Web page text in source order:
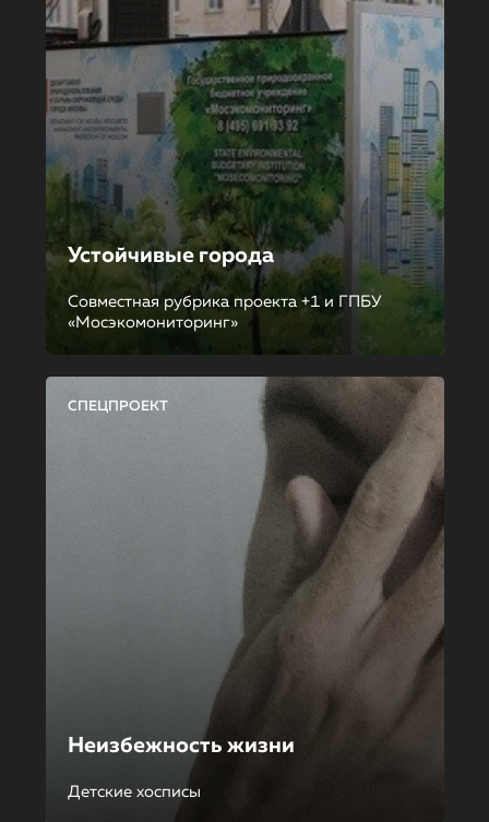
Устойчивые города
Совместная рубрика проекта +1 и ГПБУ
«Мосэкомониторинг»
СПЕЦПРОЕКТ
Неизбежность жизни
Детские хосписы